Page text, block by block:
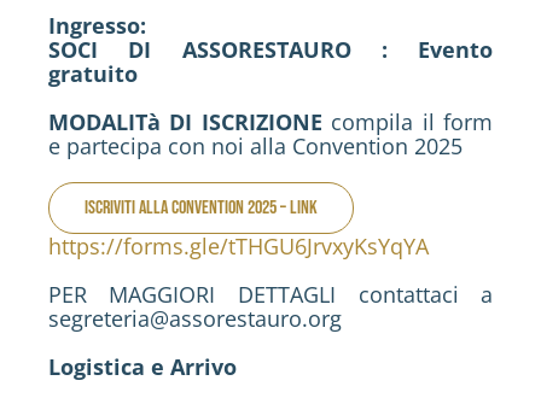
Ingresso:
SOCI DI ASSORESTAURO : Evento
gratuito
MODALITà DI ISCRIZIONE compila il form
e partecipa con noi alla Convention 2025
ISCRIVITI ALLA CONVENTION 2025 – LINK
https://forms.gle/tTHGU6JrvxyKsYqYA
PER MAGGIORI DETTAGLI contattaci a
segreteria@assorestauro.org
Logistica e Arrivo